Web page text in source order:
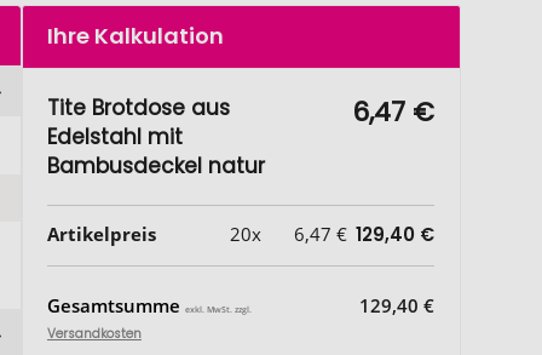
Ihre Kalkulation
Tite Brotdose aus
Edelstahl mit
Bambusdeckel natur
6,47 €
Artikelpreis 20x 6,47 € 129,40 €
Gesamtsumme exkl. MwSt. zzgl.
Versandkosten
129,40 €